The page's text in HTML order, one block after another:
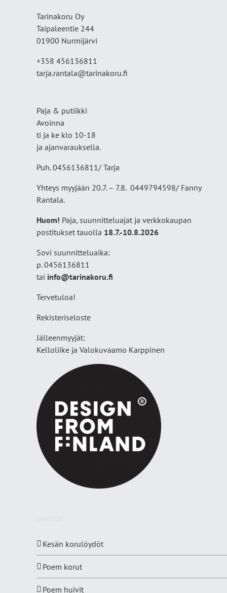
Tarinakoru Oy
Taipaleentie 244
01900 Nurmijärvi
+358 456136811
tarja.rantala@tarinakoru.fi
Paja & putiikki
Avoinna
ti ja ke klo 10-18
ja ajanvarauksella.
Puh. 0456136811/ Tarja
Yhteys myyjään 20.7. – 7.8. 0449794598/ Fanny
Rantala.
Huom! Paja, suunnitteluajat ja verkkokaupan
postitukset tauolla 18.7.-10.8.2026
Sovi suunnitteluaika:
p. 0456136811
tai info@tarinakoru.fi
Tervetuloa!
Rekisteriseloste
Jälleenmyyjät:
Kelloliike ja Valokuvaamo Karppinen
Kesän korulöydöt
Poem korut
Poem huivit